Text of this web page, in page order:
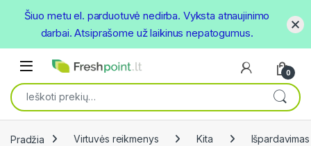
Open
0
Ieškoti:
Pradžia Virtuvės reikmenys Kita Išpardavimas
Šiuo metu el. parduotuvė nedirba. Vyksta atnaujinimo
darbai. Atsiprašome už laikinus nepatogumus.